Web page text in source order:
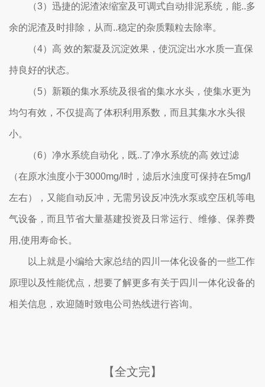
（3）迅捷的泥渣浓缩室及可调式自动排泥系统，能..多
余的泥渣及时排除，从而..稳定的杂质颗粒去除率。
（4）高 效的絮凝及沉淀效果，使沉淀出水水质一直保
持良好的状态。
（5）新颖的集水系统及很省的集水水头，使集水更为
均匀有效，不仅提高了体积利用系数，而且其集水水头很
小。
（6）净水系统自动化，既..了净水系统的高 效过滤
（在原水浊度小于3000mg/l时，滤后水浊度可保持在5mg/l
左右），又能自动反冲，无需另设反冲洗水泵或空压机等电
气设备，而且节省大量基建投资及日常运行、维修、保养费
用,使用寿命长。
以上就是小编给大家总结的四川一体化设备的一些工作
原理以及性能优点，想要了解更多有关于四川一体化设备的
相关信息，欢迎随时致电公司热线进行咨询。
【全文完】